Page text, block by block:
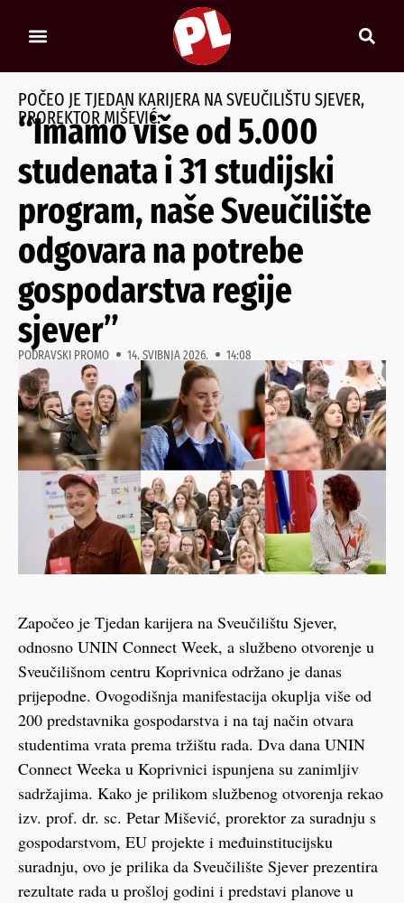
POČEO JE TJEDAN KARIJERA NA SVEUČILIŠTU SJEVER,
PROREKTOR MIŠEVIĆ:
“Imamo više od 5.000
studenata i 31 studijski
program, naše Sveučilište
odgovara na potrebe
gospodarstva regije
sjever”
PODRAVSKI PROMO 14. SVIBNJA 2026. 14:08
Započeo je Tjedan karijera na Sveučilištu Sjever,
odnosno UNIN Connect Week, a službeno otvorenje u
Sveučilišnom centru Koprivnica održano je danas
prijepodne. Ovogodišnja manifestacija okuplja više od
200 predstavnika gospodarstva i na taj način otvara
studentima vrata prema tržištu rada. Dva dana UNIN
Connect Weeka u Koprivnici ispunjena su zanimljiv
sadržajima. Kako je prilikom službenog otvorenja rekao
izv. prof. dr. sc. Petar Mišević, prorektor za suradnju s
gospodarstvom, EU projekte i međuinstitucijsku
suradnju, ovo je prilika da Sveučilište Sjever prezentira
rezultate rada u prošloj godini i predstavi planove u